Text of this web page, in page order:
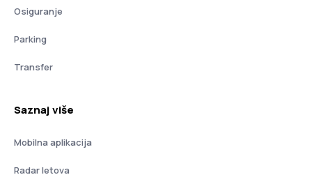
Osiguranje
Parking
Transfer
Saznaj više
Mobilna aplikacija
Radar letova